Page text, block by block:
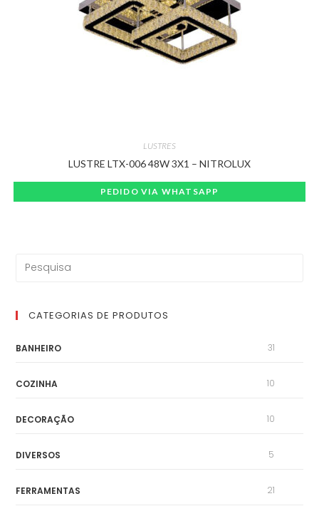
LUSTRES
LUSTRE LTX-006 48W 3X1 – NITROLUX
PEDIDO VIA WHATSAPP
CATEGORIAS DE PRODUTOS
BANHEIRO 31
COZINHA 10
DECORAÇÃO 10
DIVERSOS 5
FERRAMENTAS 21